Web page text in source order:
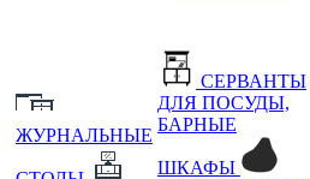
ЖУРНАЛЬНЫЕ
СЕРВАНТЫ
ДЛЯ ПОСУДЫ,
БАРНЫЕ
ШКАФЫ